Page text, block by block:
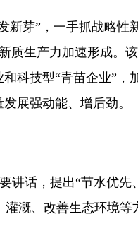
芽”，一手抓战略性
质生产力加速形成。
科技型“青苗企业”
展强动能、增后劲。
话，提出“节水优先
溉、改善生态环境等